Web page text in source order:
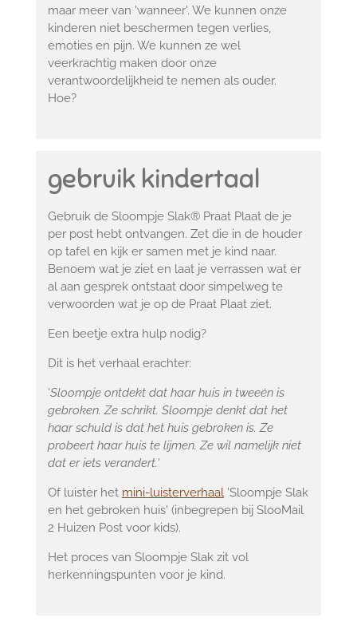
maar meer van 'wanneer'. We kunnen onze
kinderen niet beschermen tegen verlies,
emoties en pijn. We kunnen ze wel
veerkrachtig maken door onze
verantwoordelijkheid te nemen als ouder.
Hoe?
gebruik kindertaal
Gebruik de Sloompje Slak® Praat Plaat de je
per post hebt ontvangen. Zet die in de houder
op tafel en kijk er samen met je kind naar.
Benoem wat je ziet en laat je verrassen wat er
al aan gesprek ontstaat door simpelweg te
verwoorden wat je op de Praat Plaat ziet.
Een beetje extra hulp nodig?
Dit is het verhaal erachter:
'Sloompje ontdekt dat haar huis in tweeën is
gebroken. Ze schrikt. Sloompje denkt dat het
haar schuld is dat het huis gebroken is. Ze
probeert haar huis te lijmen. Ze wil namelijk niet
dat er iets verandert.'
Of luister het mini-luisterverhaal'Sloompje Slak
en het gebroken huis' (inbegrepen bij SlooMail
2 Huizen Post voor kids).
Het proces van Sloompje Slak zit vol
herkenningspunten voor je kind.